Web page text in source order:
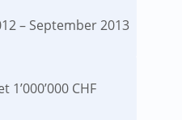
– September 2013
1’000’000 CHF